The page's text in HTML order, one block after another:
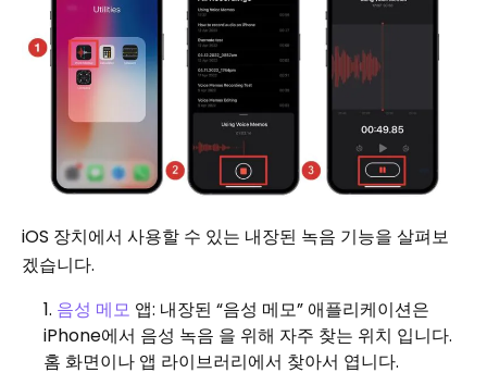
iOS 장치에서 사용할 수 있는 내장된 녹음 기능을 살펴보
겠습니다.
음성 메모 앱: 내장된 “음성 메모” 애플리케이션은
iPhone에서 음성 녹음 을 위해 자주 찾는 위치 입니다.
홈 화면이나 앱 라이브러리에서 찾아서 엽니다.